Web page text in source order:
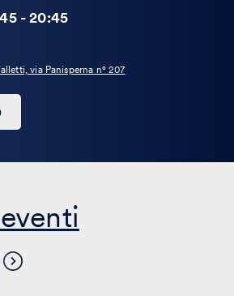
- 20:45
via Panisperna n° 207